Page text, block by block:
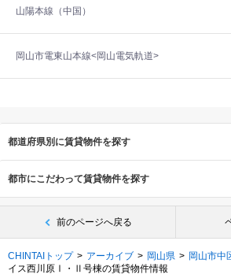
山陽本線（中国）
岡山市電東山本線<岡山電気軌道>
都道府県別に賃貸物件を探す
都市にこだわって賃貸物件を探す
前のページへ戻る
CHINTAIトップ アーカイブ 岡山県 岡山市中
イス西川原Ⅰ・Ⅱ号棟の賃貸物件情報